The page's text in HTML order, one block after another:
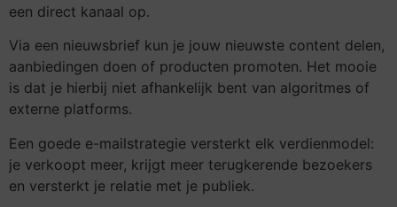
een direct kanaal op.
Via een nieuwsbrief kun je jouw nieuwste content delen,
aanbiedingen doen of producten promoten. Het mooie
is dat je hierbij niet afhankelijk bent van algoritmes of
externe platforms.
Een goede e-mailstrategie versterkt elk verdienmodel:
je verkoopt meer, krijgt meer terugkerende bezoekers
en versterkt je relatie met je publiek.